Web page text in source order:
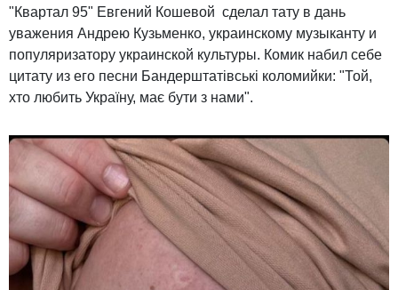
"Квартал 95" Евгений Кошевой сделал тату в дань
уважения Андрею Кузьменко, украинскому музыканту и
популяризатору украинской культуры. Комик набил себе
цитату из его песни Бандерштатівські коломийки: "Той,
хто любить Україну, має бути з нами".